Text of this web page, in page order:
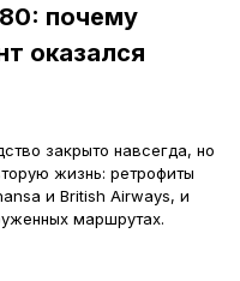
почему
оказался
закрыто навсегда, но
жизнь: ретрофиты
и British Airways, и
маршрутах.